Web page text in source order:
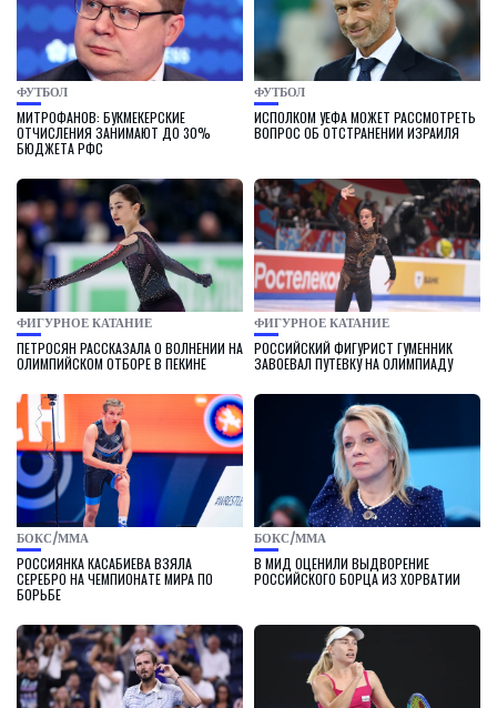
ФУТБОЛ
МИТРОФАНОВ: БУКМЕКЕРСКИЕ
ОТЧИСЛЕНИЯ ЗАНИМАЮТ ДО 30%
БЮДЖЕТА РФС
ФУТБОЛ
ИСПОЛКОМ УЕФА МОЖЕТ РАССМОТРЕТЬ
ВОПРОС ОБ ОТСТРАНЕНИИ ИЗРАИЛЯ
ФИГУРНОЕ КАТАНИЕ
ПЕТРОСЯН РАССКАЗАЛА О ВОЛНЕНИИ НА
ОЛИМПИЙСКОМ ОТБОРЕ В ПЕКИНЕ
ФИГУРНОЕ КАТАНИЕ
РОССИЙСКИЙ ФИГУРИСТ ГУМЕННИК
ЗАВОЕВАЛ ПУТЕВКУ НА ОЛИМПИАДУ
БОКС/ММА
РОССИЯНКА КАСАБИЕВА ВЗЯЛА
СЕРЕБРО НА ЧЕМПИОНАТЕ МИРА ПО
БОРЬБЕ
БОКС/ММА
В МИД ОЦЕНИЛИ ВЫДВОРЕНИЕ
РОССИЙСКОГО БОРЦА ИЗ ХОРВАТИИ